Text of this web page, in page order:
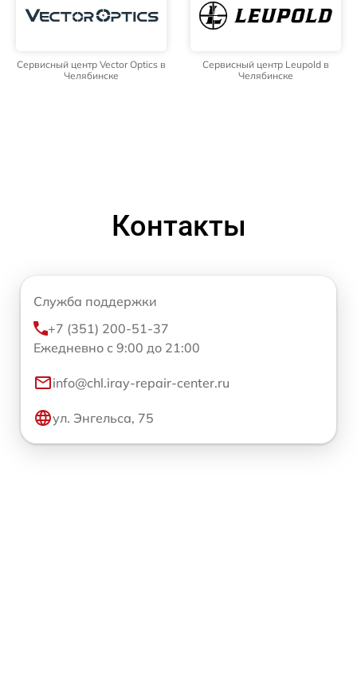
Сервисный центр Vector Optics в
Челябинске
Сервисный центр Leupold в
Челябинске
Контакты
Служба поддержки
+7 (351) 200-51-37
Ежедневно с 9:00 до 21:00
info@chl.iray-repair-center.ru
ул. Энгельса, 75